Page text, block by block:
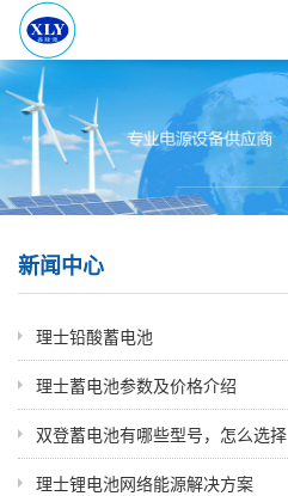
新闻中心
理士铅酸蓄电池
理士蓄电池参数及价格介绍
双登蓄电池有哪些型号，怎么选择
理士锂电池网络能源解决方案